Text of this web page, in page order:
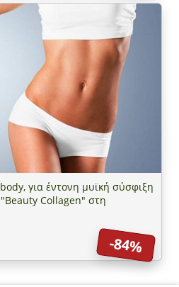
για έντονη μυϊκή σύσφιξη
Collagen" στη
-84%